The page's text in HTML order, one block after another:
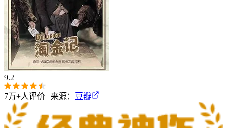
9.2
7万+人评价 | 来源： 豆瓣